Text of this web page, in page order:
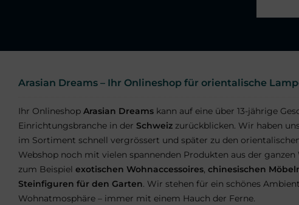
Arasian Dreams – Ihr Onlineshop für orientalische
Ihr Onlineshop Arasian Dreams kann auf eine über 13-jährige
Einrichtungsbranche in der Schweiz zurückblicken. Wir haben
im Sortiment schnell vergrössert und später zu den
Webshop noch mit vielen spannenden Produkten aus der
zum Beispiel exotischen Wohnaccessoires, chinesischen
Steinfiguren für den Garten. Wir stehen für ein schönes
Wohnatmosphäre – immer mit einem Hauch der Ferne.